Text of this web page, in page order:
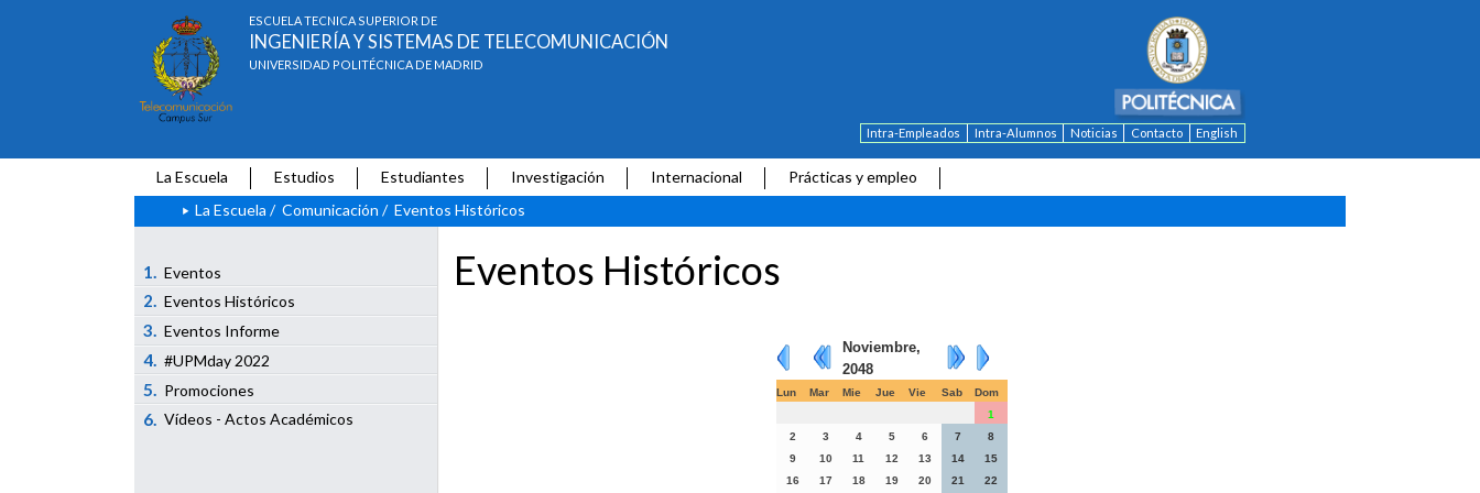
ESCUELA TÉCNICA SUPERIOR DE
INGENIERÍA Y SISTEMAS DE TELECOMUNICACIÓN
UNIVERSIDAD POLITÉCNICA DE MADRID
Intra-Empleados Intra-Alumnos Noticias Contacto English
La Escuela Estudios Estudiantes Investigación Internacional
Prácticas y empleo
La Escuela / Comunicación / Eventos Históricos
1. Eventos
2. Eventos Históricos
3. Eventos Informe
4. #UPMday 2022
5. Promociones
6. Vídeos - Actos Académicos
Eventos Históricos
Noviembre,
2048
Lun Mar Mie Jue Vie Sab
Dom
1
2
3 4 5 6 7
8
9
10 11 12 13 14
15
16
17 18 19 20 21 22